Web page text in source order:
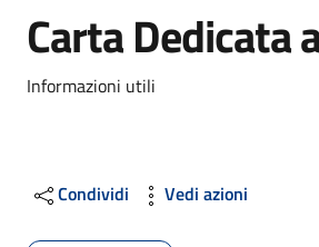
Carta Dedicata
Dettagli
Informazioni utili
Condividi Vedi azioni